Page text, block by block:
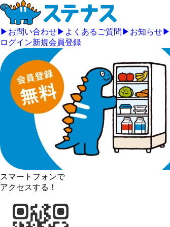
▶ お問い合わせ▶ よくあるご質問 ▶ お知らせ▶
ログイン新規会員登録
スマートフォンで
アクセスする！